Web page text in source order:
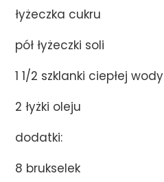
łyżeczka cukru
pół łyżeczki soli
1 1/2 szklanki ciepłej wody
2 łyżki oleju
dodatki:
8 brukselek